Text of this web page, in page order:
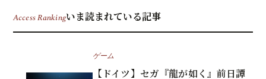
Access Rankingいま読まれている記事
ゲーム
【ドイツ】セガ『龍が如く』前日譚